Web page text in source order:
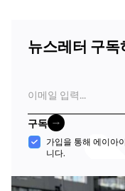
뉴스레터 구독
메
일
구독
구독
수
가입을 통해 에이아
니다.